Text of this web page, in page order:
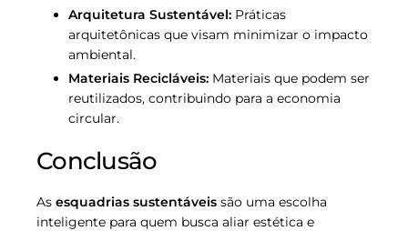
Arquitetura Sustentável: Práticas
arquitetônicas que visam minimizar o impacto
ambiental.
Materiais Recicláveis: Materiais que podem ser
reutilizados, contribuindo para a economia
circular.
Conclusão
As esquadrias sustentáveis são uma escolha
inteligente para quem busca aliar estética e